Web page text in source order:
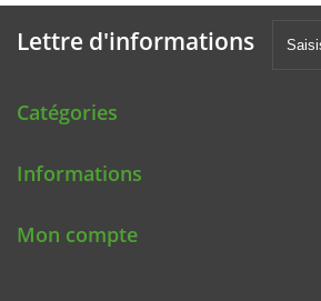
Lettre d'informations
Catégories
Informations
Mon compte